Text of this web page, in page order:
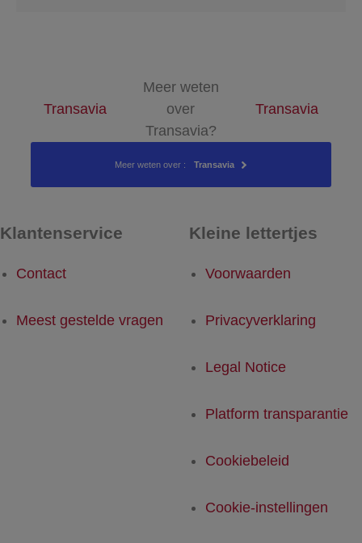
Transavia
Meer weten
over
Transavia?
Transavia
Meer weten over : Transavia
Klantenservice
Contact
Meest gestelde vragen
Kleine lettertjes
Voorwaarden
Privacyverklaring
Legal Notice
Platform transparantie
Cookiebeleid
Cookie-instellingen